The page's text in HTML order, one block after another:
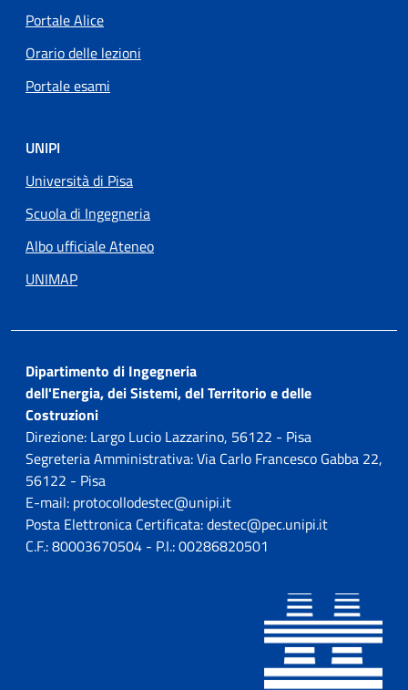
Portale Alice
Orario delle lezioni
Portale esami
UNIPI
Università di Pisa
Scuola di Ingegneria
Albo ufficiale Ateneo
UNIMAP
Dipartimento di Ingegneria
dell'Energia, dei Sistemi, del Territorio e delle
Costruzioni
Direzione: Largo Lucio Lazzarino, 56122 - Pisa
Segreteria Amministrativa: Via Carlo Francesco Gabba 22,
56122 - Pisa
E-mail: protocollodestec@unipi.it
Posta Elettronica Certificata: destec@pec.unipi.it
C.F.: 80003670504 - P.I.: 00286820501